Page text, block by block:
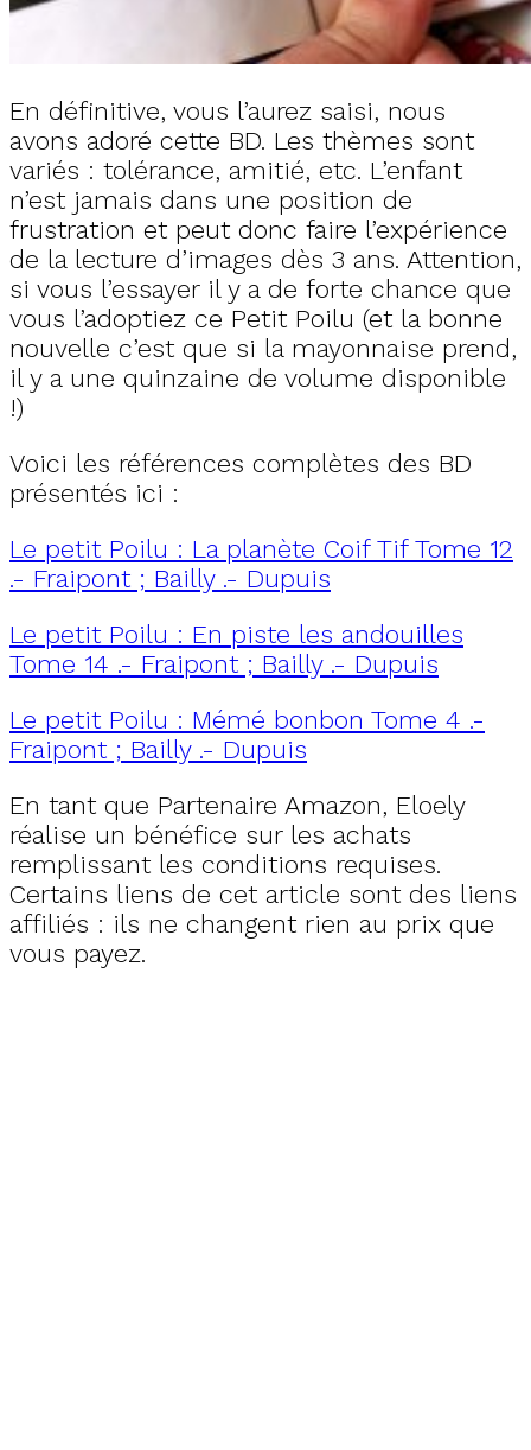
En définitive, vous l’aurez saisi, nous
avons adoré cette BD. Les thèmes sont
variés : tolérance, amitié, etc. L’enfant
n’est jamais dans une position de
frustration et peut donc faire l’expérience
de la lecture d’images dès 3 ans. Attention,
si vous l’essayer il y a de forte chance que
vous l’adoptiez ce Petit Poilu (et la bonne
nouvelle c’est que si la mayonnaise prend,
il y a une quinzaine de volume disponible
!)
Voici les références complètes des BD
présentés ici :
Le petit Poilu : La planète Coif Tif Tome 12
.- Fraipont ; Bailly .- Dupuis
Le petit Poilu : En piste les andouilles
Tome 14 .- Fraipont ; Bailly .- Dupuis
Le petit Poilu : Mémé bonbon Tome 4 .-
Fraipont ; Bailly .- Dupuis
En tant que Partenaire Amazon, Eloely
réalise un bénéfice sur les achats
remplissant les conditions requises.
Certains liens de cet article sont des liens
affiliés : ils ne changent rien au prix que
vous payez.